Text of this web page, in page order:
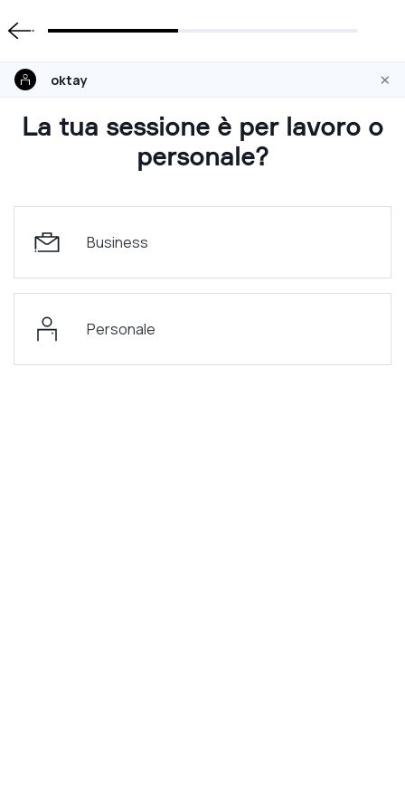
oktay ×
La tua sessione è per lavoro o
personale?
Business
Personale